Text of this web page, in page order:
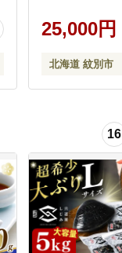
25,000円
北海道 紋別市
16